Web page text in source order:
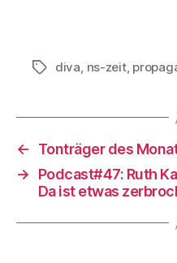
Schlagwörter
diva, ns-zeit,
←
Tonträger des
→
Podcast#47: Ruth
Da ist etwas